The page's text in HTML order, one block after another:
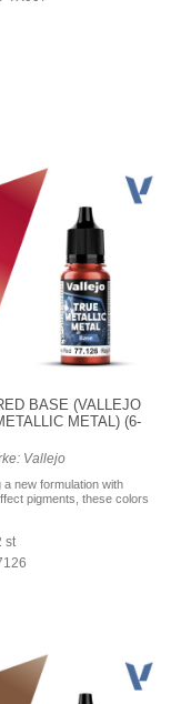
BASE (VALLEJO
METAL) (6-
Vallejo
a new formulation with
pigments, these colors
st